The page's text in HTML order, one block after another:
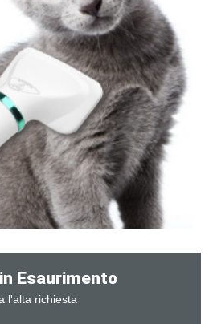
Esaurimento
l'alta richiesta